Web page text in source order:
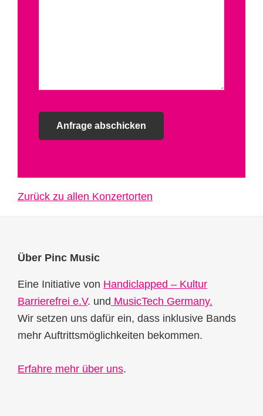
Zurück zu allen Konzertorten
Footer
Über Pinc Music
Eine Initiative von Handiclapped – Kultur
Barrierefrei e.V. und MusicTech Germany.
Wir setzen uns dafür ein, dass inklusive Bands
mehr Auftrittsmöglichkeiten bekommen.
Erfahre mehr über uns.